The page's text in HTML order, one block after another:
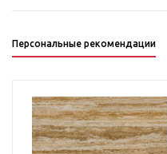
Персональные рекомендации